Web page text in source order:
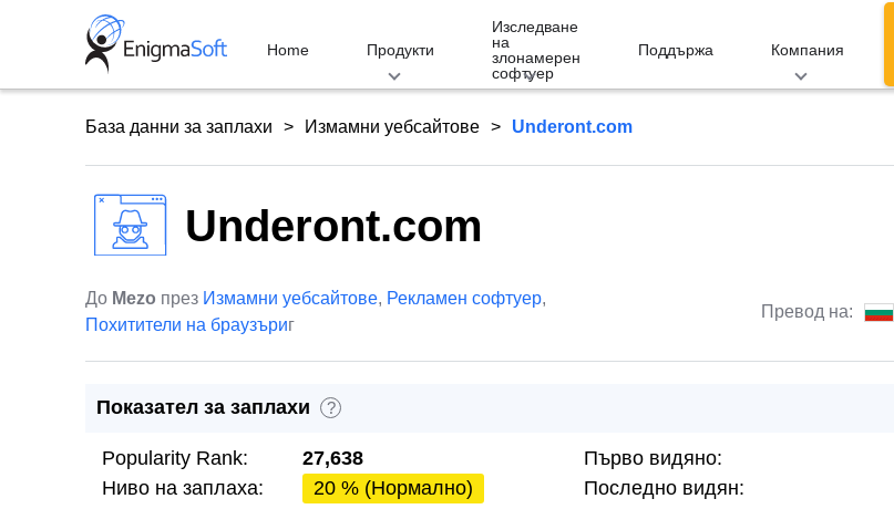
Home Продукти
Изследване
на
злонамерен
софтуер
Поддържа Компания
База данни за заплахи Измамни уебсайтове Underont.com
Underont.com
До Mezo през Измамни уебсайтове, Рекламен софтуер,
Похитители на браузъриг
Превод на:
Показател за заплахи ?
Popularity Rank:
27,638
Ниво на заплаха:
20 % (Нормално)
Първо видяно:
Последно видян: